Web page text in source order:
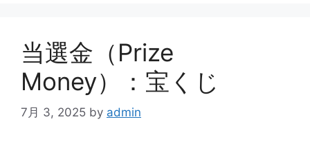
当選金（Prize
Money）：宝くじ
7月 3, 2025 by admin